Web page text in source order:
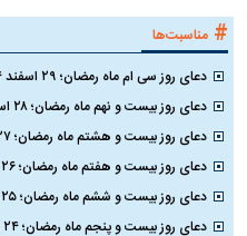
# مناسبت‌ها
دعای روز سی ام ماه رمضان؛ ۲۹ اسفند ۱۴۰۴
دعای روز بیست و نهم ماه رمضان؛ ۲۸ اسفند ۱۴۰۴
دعای روز بیست و هشتم ماه رمضان؛ ۲۷ اسفند ۱۴۰۴
دعای روز بیست و هفتم ماه رمضان؛ ۲۶ اسفند ۱۴۰۴
دعای روز بیست و ششم ماه رمضان؛ ۲۵ اسفند ۱۴۰۴
دعای روز بیست و پنجم ماه رمضان؛ ۲۴ اسفند ۱۴۰۴